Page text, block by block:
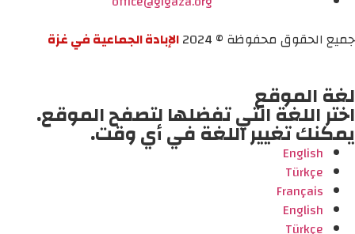
جميع الحقوق محفوظة © 2024
الإبادة الجماعية في غزة
لغة الموقع
اختر اللغة التي تفضلها لتصفح الموقع.
يمكنك تغيير اللغة في أي وقت.
English
Türkçe
Français
English
Türkçe